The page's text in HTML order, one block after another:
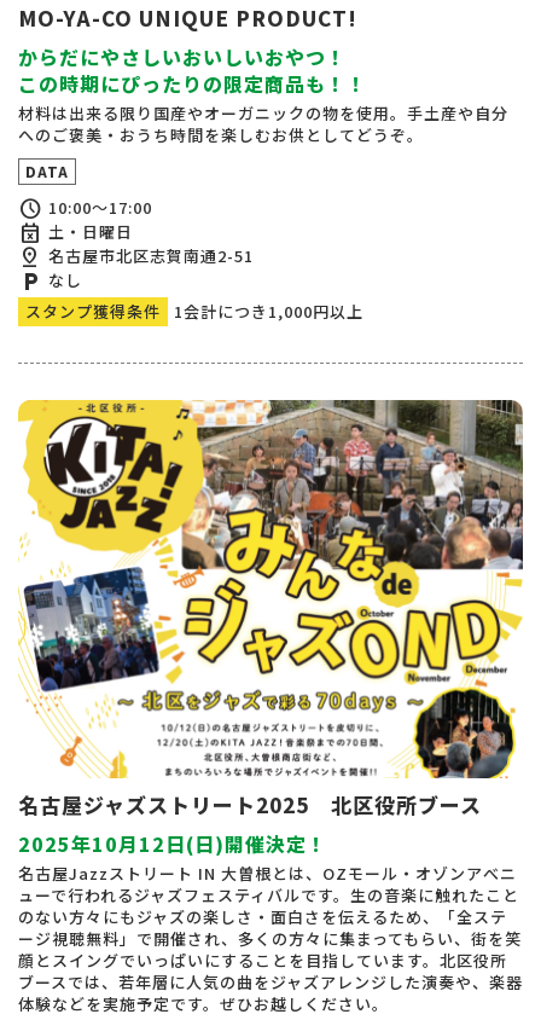
MO-YA-CO UNIQUE PRODUCT!
からだにやさしいおいしいおやつ！
この時期にぴったりの限定商品も！！
材料は出来る限り国産やオーガニックの物を使用。手土産や自分
へのご褒美・おうち時間を楽しむお供としてどうぞ。
DATA
schedule 10:00～17:00
event_busy 土・日曜日
pin_drop 名古屋市北区志賀南通2-51
local_parking なし
スタンプ獲得条件
1会計につき1,000円以上
名古屋ジャズストリート2025 北区役所ブース
2025年10月12日(日)開催決定！
名古屋Jazzストリート IN 大曽根とは、OZモール・オゾンアべニ
ューで行われるジャズフェスティバルです。生の音楽に触れたこと
のない方々にもジャズの楽しさ・面白さを伝えるため、「全ステ
ージ視聴無料」で開催され、多くの方々に集まってもらい、街を笑
顔とスイングでいっぱいにすることを目指しています。北区役所
ブースでは、若年層に人気の曲をジャズアレンジした演奏や、楽器
体験などを実施予定です。ぜひお越しください。